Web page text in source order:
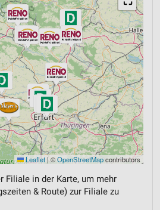
Leaflet | ©OpenStreetMapcontributors
Filiale in der Karte, um mehr
& Route) zur Filiale zu